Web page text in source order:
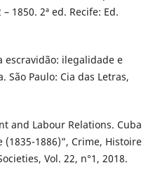
1850. 2ª ed. Recife: Ed.
escravidão: ilegalidade e
São Paulo: Cia das Letras,
and Labour Relations. Cuba
1886)”, Crime, Histoire
Vol. 22, n°1, 2018.